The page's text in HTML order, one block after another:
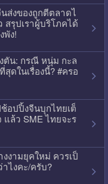
ส่งของถูกตีตลาดไ
สรุปเราผู้บริโภคได้
พัง!
ตัน: กรณี หนุ่ม กะล
ดในเรื่องนี้? #ครอ
อปปิ้งจีนบุกไทยเต็
ล้ว SME ไทยจะร
งามยุคใหม่ ควรเป็
ไงคะ/ครับ?